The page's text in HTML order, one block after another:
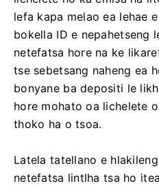
lefa kapa melao ea lehae
bokella ID e nepahetseng
netefatsa hore na ke
tse sebetsang naheng ea
bonyane ba depositi le
hore mohato oa lichelete
thoko ha o tsoa.
Latela tatellano e
netefatsa lintlha tsa ho